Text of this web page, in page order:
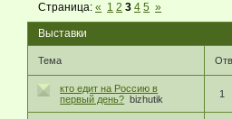
Выставки
Страница:« 1 2 3 4 5 »
Тема
кто едит на Россию в
первый день? bizhutik 1